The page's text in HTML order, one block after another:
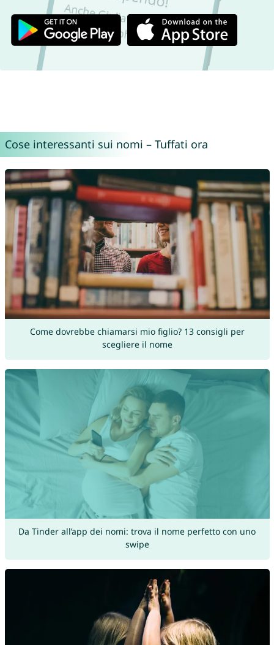
Cose interessanti sui nomi – Tuffati ora
Come dovrebbe chiamarsi mio figlio? 13 consigli per
scegliere il nome
Da Tinder all’app dei nomi: trova il nome perfetto con uno
swipe